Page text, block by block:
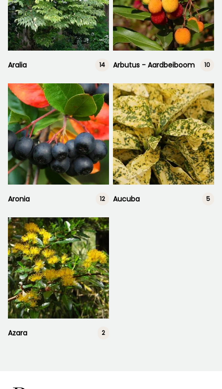
Aralia 14 Arbutus - Aardbeiboom 10
Aronia 12 Aucuba 5
Azara 2